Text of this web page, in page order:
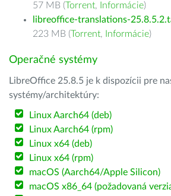
57 MB (Torrent, Informácie)
libreoffice-translations-
223 MB (Torrent, Informácie)
Operačné systémy
LibreOffice 25.8.5 je k dispozícii pre
systémy/architektúry:
Linux Aarch64 (deb)
Linux Aarch64 (rpm)
Linux x64 (deb)
Linux x64 (rpm)
macOS (Aarch64/Apple Silicon)
macOS x86_64 (požadovaná